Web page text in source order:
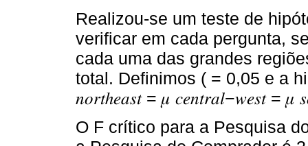
Realizou-se um teste de
verificar em cada pergunta,
cada uma das grandes
total. Definimos ( = 0,05 e a
𝑛𝑜𝑟𝑡ℎ𝑒𝑎𝑠𝑡 = 𝜇 𝑐𝑒𝑛𝑡𝑟𝑎𝑙−𝑤𝑒𝑠𝑡 = 𝜇
O F crítico para a Pesquisa